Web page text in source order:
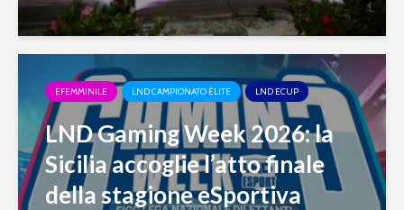
EFEMMINILE LND CAMPIONATO ÉLITE LND ECUP
LND Gaming Week 2026: la
Sicilia accoglie l’atto finale
della stagione eSportiva